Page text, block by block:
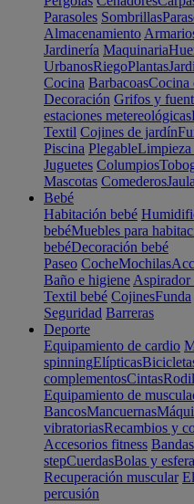
Parasoles Sombrillas
Almacenamiento
Jardinería Maquinaria
UrbanosRiegoPlantas
Cocina BarbacoasCocina
Decoración Grifos y
estaciones metereológicas
Textil Cojines de jardín
Piscina PlegableLimpieza
Juguetes Columpios
Mascotas Comederos
Bebé
Habitación bebé
bebéMuebles para
bebéDecoración bebé
Paseo CocheMochilas
Baño e higiene Aspirador
Textil bebé CojinesFunda
Seguridad Barreras
Deporte
Equipamiento de cardio
spinningElípticas
complementosCintas
Equipamiento de
BancosMancuernas
vibratoriasRecambios y
Accesorios fitness Bandas
stepCuerdasBolas y
Recuperación muscular
percusión